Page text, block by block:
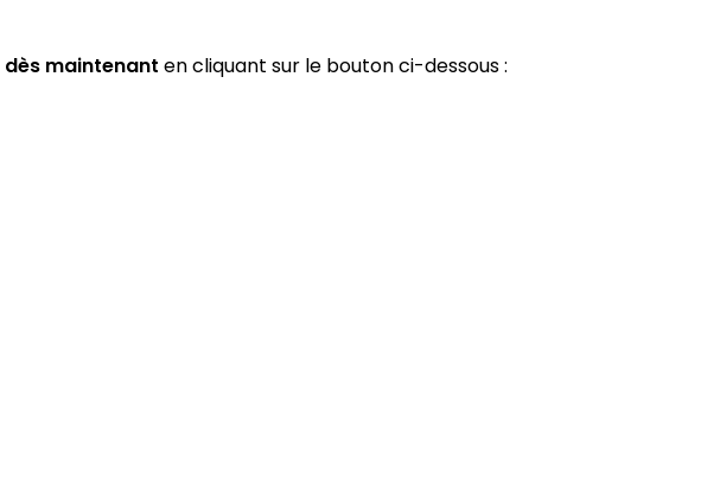
dès maintenant en cliquant sur le bouton ci-dessous :